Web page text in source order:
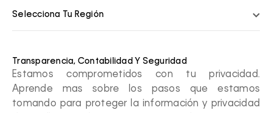
Selecciona Tu Región
Transparencia, Contabilidad Y Seguridad
Estamos comprometidos con tu privacidad.
Aprende mas sobre los pasos que estamos
tomando para proteger la información y privacidad